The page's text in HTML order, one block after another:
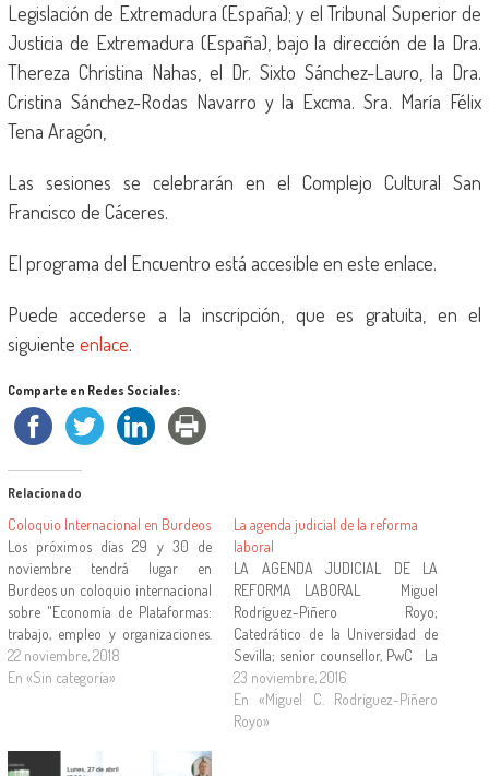
Legislación de Extremadura (España); y el Tribunal Superior de
Justicia de Extremadura (España), bajo la dirección de la Dra.
Thereza Christina Nahas, el Dr. Sixto Sánchez-Lauro, la Dra.
Cristina Sánchez-Rodas Navarro y la Excma. Sra. María Félix
Tena Aragón,
Las sesiones se celebrarán en el Complejo Cultural San
Francisco de Cáceres.
El programa del Encuentro está accesible en este enlace.
Puede accederse a la inscripción, que es gratuita, en el
siguiente enlace.
Comparte en Redes Sociales:
Relacionado
Coloquio Internacional en Burdeos
Los próximos días 29 y 30 de
noviembre tendrá lugar en
Burdeos un coloquio internacional
sobre "Economía de Plataformas:
trabajo, empleo y organizaciones.
Perspectivas jurídicas y
aproximación comparada",
participarán expertos de distintos
22 noviembre, 2018
En «Sin categoría»
La agenda judicial de la reforma
laboral
LA AGENDA JUDICIAL DE LA
REFORMA LABORAL Miguel
Rodríguez-Piñero Royo;
Catedrático de la Universidad de
Sevilla; senior counsellor, PwC La
reciente sentencia del Tribunal
Supremo sobre la ultraactividad
de los convenios ha tenido como
23 noviembre, 2016
En «Miguel C. Rodríguez-Piñero
Royo»